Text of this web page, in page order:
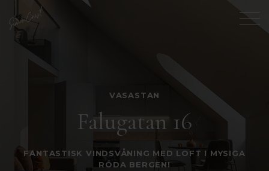
VASASTAN
Falugatan 16
FANTASTISK VINDSVÅNING MED LOFT I MYSIGA
RÖDA BERGEN!